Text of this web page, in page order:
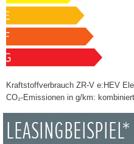
Kraftstoffverbrauch ZR-V e:HEV
CO₂-Emissionen in g/km:
LEASINGBEISPIEL*